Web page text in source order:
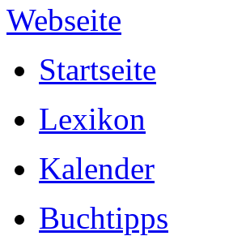
Startseite
Lexikon
Kalender
Buchtipps